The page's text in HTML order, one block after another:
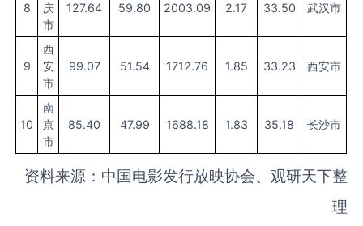
8
庆
市
127.64 59.80 2003.09 2.17 33.50 武汉市
9
西
安
市
99.07 51.54 1712.76 1.85 33.23 西安市
10
南
京
市
85.40 47.99 1688.18 1.83 35.18 长沙市
资料来源：中国电影发行放映协会、观研天下整
理